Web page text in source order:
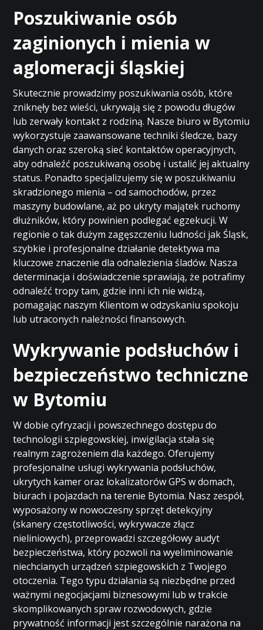
Poszukiwanie osób
zaginionych i mienia w
aglomeracji śląskiej
Skutecznie prowadzimy poszukiwania osób, które
zniknęły bez wieści, ukrywają się z powodu długów
lub zerwały kontakt z rodziną. Nasze biuro w Bytomiu
wykorzystuje zaawansowane techniki śledcze, bazy
danych oraz szeroką sieć kontaktów operacyjnych,
aby odnaleźć poszukiwaną osobę i ustalić jej aktualny
status. Ponadto specjalizujemy się w poszukiwaniu
skradzionego mienia – od samochodów, przez
maszyny budowlane, aż po ukryty majątek ruchomy
dłużników, który powinien podlegać egzekucji. W
regionie o tak dużym zagęszczeniu ludności jak Śląsk,
szybkie i profesjonalne działanie detektywa ma
kluczowe znaczenie dla odnalezienia śladów. Nasza
determinacja i doświadczenie sprawiają, że potrafimy
odnaleźć tropy tam, gdzie inni ich nie widzą,
pomagając naszym Klientom w odzyskaniu spokoju
lub utraconych należności finansowych.
Wykrywanie podsłuchów i
bezpieczeństwo techniczne
w Bytomiu
W dobie cyfryzacji i powszechnego dostępu do
technologii szpiegowskiej, inwigilacja stała się
realnym zagrożeniem dla każdego. Oferujemy
profesjonalne usługi wykrywania podsłuchów,
ukrytych kamer oraz lokalizatorów GPS w domach,
biurach i pojazdach na terenie Bytomia. Nasz zespół,
wyposażony w nowoczesny sprzęt detekcyjny
(skanery częstotliwości, wykrywacze złącz
nieliniowych), przeprowadzi szczegółowy audyt
bezpieczeństwa, który pozwoli na wyeliminowanie
niechcianych urządzeń szpiegowskich z Twojego
otoczenia. Tego typu działania są niezbędne przed
ważnymi negocjacjami biznesowymi lub w trakcie
skomplikowanych spraw rozwodowych, gdzie
prywatność informacji jest szczególnie narażona na